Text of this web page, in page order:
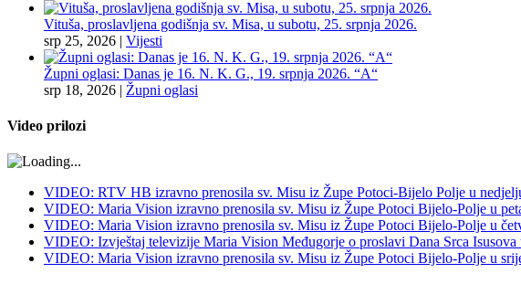
Vituša, proslavljena godišnja sv. Misa, u subotu, 25. srpnja 2026.
srp 25, 2026 | Vijesti
Župni oglasi: Danas je 16. N. K. G., 19. srpnja 2026. “A“
srp 18, 2026 | Župni oglasi
Video prilozi
VIDEO: RTV HB izravno prenosila sv. Misu iz Župe Potoci-Bijelo Polje u
VIDEO: Maria Vision izravno prenosila sv. Misu iz Župe Potoci Bijelo-Polje u
VIDEO: Maria Vision izravno prenosila sv. Misu iz Župe Potoci Bijelo-Polje u
VIDEO: Izvještaj televizije Maria Vision Međugorje o proslavi Dana Srca Isusova
VIDEO: Maria Vision izravno prenosila sv. Misu iz Župe Potoci Bijelo-Polje u